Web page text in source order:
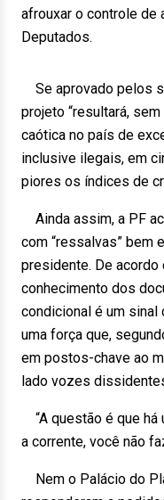
afrouxar o controle de
Deputados.
Se aprovado pelos
projeto “resultará,
caótica no país de
inclusive ilegais, em
piores os índices de
Ainda assim, a PF
com “ressalvas” bem
presidente. De acordo
conhecimento dos
condicional é um sinal
uma força que,
em postos-chave ao
lado vozes
“A questão é que há
a corrente, você não
Nem o Palácio do